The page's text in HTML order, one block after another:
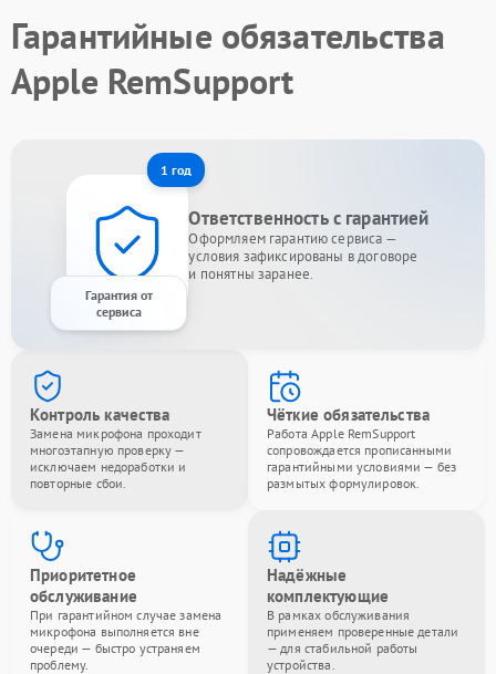
Гарантийные обязательства
Apple RemSupport
1 год
Гарантия от
сервиса
Ответственность с гарантией
Оформляем гарантию сервиса —
условия зафиксированы в договоре
и понятны заранее.
Контроль качества
Замена микрофона проходит
многоэтапную проверку —
исключаем недоработки и
повторные сбои.
Чёткие обязательства
Работа Apple RemSupport
сопровождается прописанными
гарантийными условиями — без
размытых формулировок.
Приоритетное
обслуживание
При гарантийном случае замена
микрофона выполняется вне
очереди — быстро устраняем
проблему.
Надёжные
комплектующие
В рамках обслуживания
применяем проверенные детали
— для стабильной работы
устройства.